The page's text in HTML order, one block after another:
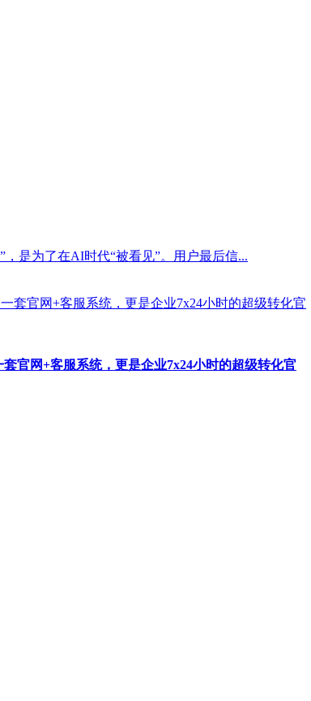
是为了在AI时代“被看见”。用户最后信...
官网+客服系统，更是企业7x24小时的超级转化官